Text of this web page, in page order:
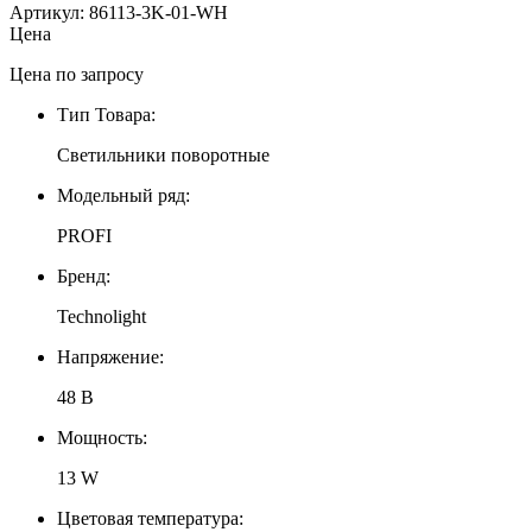
Артикул: 86113-3K-01-WH
Цена
Цена по запросу
Тип Товара:
Светильники поворотные
Модельный ряд:
PROFI
Бренд:
Technolight
Напряжение:
48 В
Мощность:
13 W
Цветовая температура: